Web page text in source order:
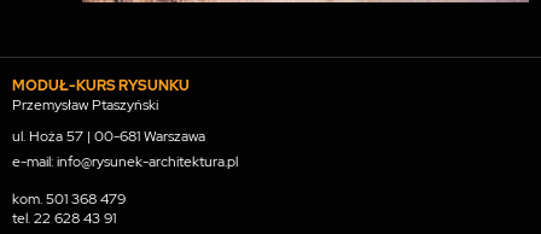
MODUŁ-KURS RYSUNKU
Przemysław Ptaszyński
ul. Hoża 57 | 00-681 Warszawa
e-mail: info@rysunek-architektura.pl
kom.501 368 479
tel.22 628 43 91